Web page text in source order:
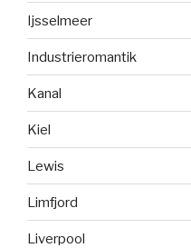
Ijsselmeer
Industrieromantik
Kanal
Kiel
Lewis
Limfjord
Liverpool